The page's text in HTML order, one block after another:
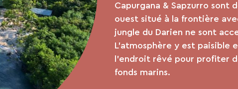
Capurgana & Sapzurro sont
ouest situé à la frontière
jungle du Darien ne sont
L’atmosphère y est paisible
l’endroit rêvé pour profiter
fonds marins.